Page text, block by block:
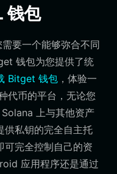
钱包
要一个能够弥合不同
钱包为您提供了统
Bitget 钱包 ，体验一
代币的平台，无论您
上与其他资产
供私钥的完全自主托
可完全控制自己的资
应用程序还是通过